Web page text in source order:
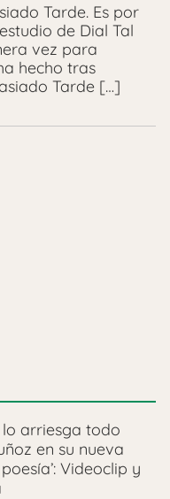
Tarde. Es por
de Dial Tal
vez para
hecho tras
Tarde […]
arriesga todo
en su nueva
Videoclip y